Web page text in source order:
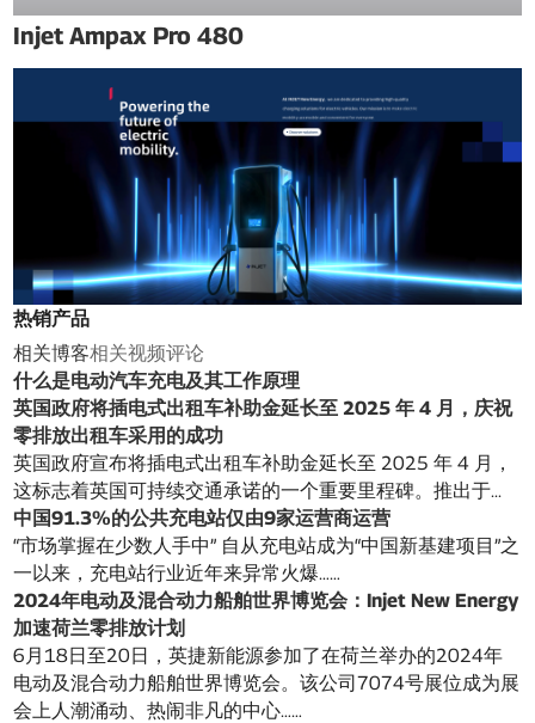
Injet Ampax Pro 480
热销产品
相关博客相关视频评论
什么是电动汽车充电及其工作原理
英国政府将插电式出租车补助金延长至 2025 年 4 月，庆祝
零排放出租车采用的成功
英国政府宣布将插电式出租车补助金延长至 2025 年 4 月，
这标志着英国可持续交通承诺的一个重要里程碑。推出于...
中国91.3%的公共充电站仅由9家运营商运营
“市场掌握在少数人手中” 自从充电站成为“中国新基建项目”之
一以来，充电站行业近年来异常火爆……
2024年电动及混合动力船舶世界博览会：Injet New Energy
加速荷兰零排放计划
6月18日至20日，英捷新能源参加了在荷兰举办的2024年
电动及混合动力船舶世界博览会。该公司7074号展位成为展
会上人潮涌动、热闹非凡的中心……